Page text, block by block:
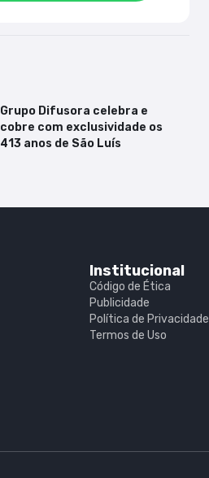
Grupo Difusora celebra e
cobre com exclusividade os
413 anos de São Luís
Institucional
Código de Ética
Publicidade
Política de Privacidade
Termos de Uso